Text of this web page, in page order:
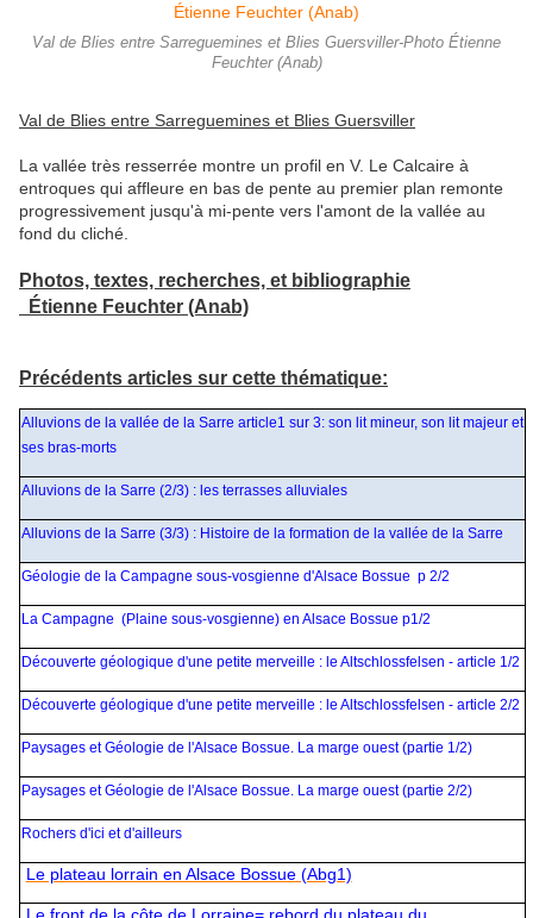
Val de Blies entre Sarreguemines et Blies Guersviller-Photo Étienne
Feuchter (Anab)
Val de Blies entre Sarreguemines et Blies Guersviller
La vallée très resserrée montre un profil en V. Le Calcaire à
entroques qui affleure en bas de pente au premier plan remonte
progressivement jusqu'à mi-pente vers l'amont de la vallée au
fond du cliché.
Photos, textes, recherches, et bibliographie
Étienne Feuchter (Anab)
Précédents articles sur cette thématique:
Alluvions de la vallée de la Sarre article1 sur 3: son lit mineur, son lit majeur et
ses bras-morts
Alluvions de la Sarre (2/3) : les terrasses alluviales
Alluvions de la Sarre (3/3) : Histoire de la formation de la vallée de la Sarre
Géologie de la Campagne sous-vosgienne d'Alsace Bossue p 2/2
La Campagne (Plaine sous-vosgienne) en Alsace Bossue p1/2
Découverte géologique d'une petite merveille : le Altschlossfelsen - article 1/2
Découverte géologique d'une petite merveille : le Altschlossfelsen - article 2/2
Paysages et Géologie de l'Alsace Bossue. La marge ouest (partie 1/2)
Paysages et Géologie de l'Alsace Bossue. La marge ouest (partie 2/2)
Rochers d'ici et d'ailleurs
Le plateau lorrain en Alsace Bossue (Abg1)
Le front de la côte de Lorraine= rebord du plateau du